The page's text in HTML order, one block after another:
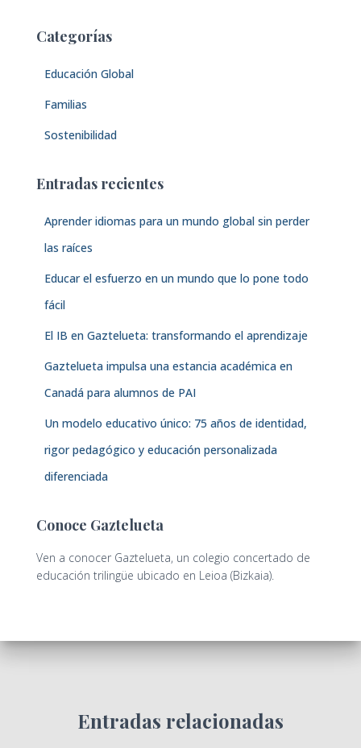
rCategorías
Educación Global
Familias
Sostenibilidad
Entradas recientes
Aprender idiomas para un mundo global sin perder
las raíces
Educar el esfuerzo en un mundo que lo pone todo
fácil
El IB en Gaztelueta: transformando el aprendizaje
Gaztelueta impulsa una estancia académica en
Canadá para alumnos de PAI
Un modelo educativo único: 75 años de identidad,
rigor pedagógico y educación personalizada
diferenciada
Conoce Gaztelueta
Ven a conocer Gaztelueta, un colegio concertado de
educación trilingüe ubicado en Leioa (Bizkaia).
Entradas relacionadas